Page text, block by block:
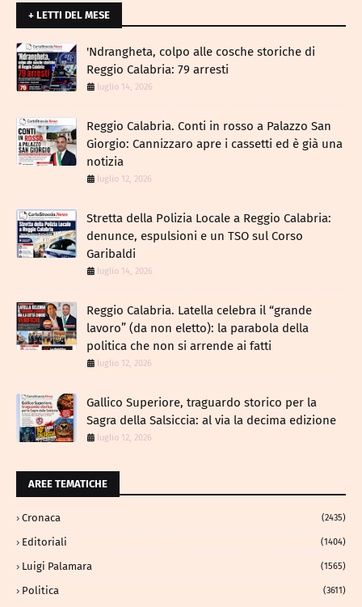
+ LETTI DEL MESE
​'Ndrangheta, colpo alle cosche storiche di
Reggio Calabria: 79 arresti
luglio 14, 2026
Reggio Calabria. Conti in rosso a Palazzo San
Giorgio: Cannizzaro apre i cassetti ed è già una
notizia
luglio 12, 2026
​Stretta della Polizia Locale a Reggio Calabria:
denunce, espulsioni e un TSO sul Corso
Garibaldi
luglio 14, 2026
Reggio Calabria. Latella celebra il “grande
lavoro” (da non eletto): la parabola della
politica che non si arrende ai fatti
luglio 12, 2026
Gallico Superiore, traguardo storico per la
Sagra della Salsiccia: al via la decima edizione
luglio 12, 2026
AREE TEMATICHE
Cronaca (2435)
Editoriali (1404)
Luigi Palamara (1565)
Politica (3611)